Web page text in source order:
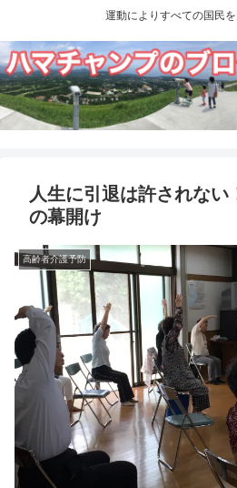
運動によりすべての国民を
人生に引退は許されな
の幕開け
高齢者介護予防